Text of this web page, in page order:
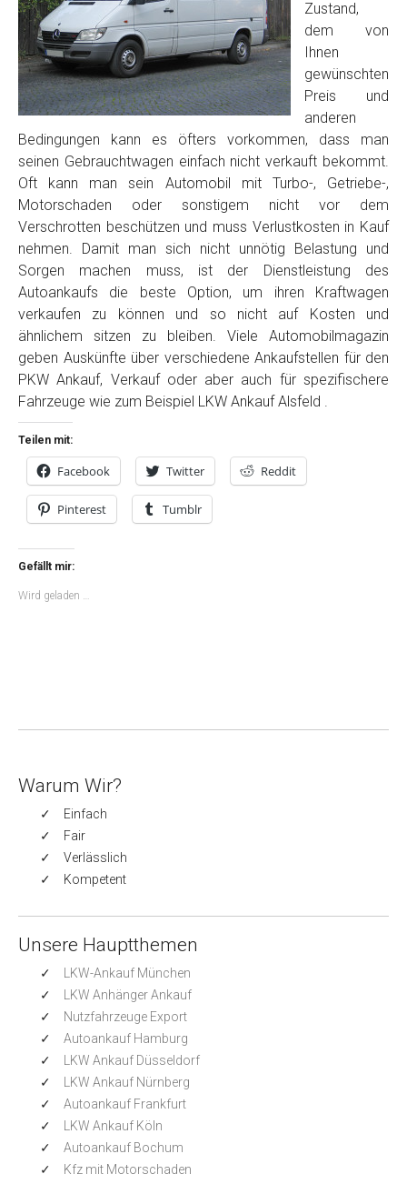
Zustand,
dem von
Ihnen
gewünschten
Preis und
anderen
Bedingungen kann es öfters vorkommen, dass man
seinen Gebrauchtwagen einfach nicht verkauft bekommt.
Oft kann man sein Automobil mit Turbo-, Getriebe-,
Motorschaden oder sonstigem nicht vor dem
Verschrotten beschützen und muss Verlustkosten in Kauf
nehmen. Damit man sich nicht unnötig Belastung und
Sorgen machen muss, ist der Dienstleistung des
Autoankaufs die beste Option, um ihren Kraftwagen
verkaufen zu können und so nicht auf Kosten und
ähnlichem sitzen zu bleiben. Viele Automobilmagazin
geben Auskünfte über verschiedene Ankaufstellen für den
PKW Ankauf, Verkauf oder aber auch für spezifischere
Fahrzeuge wie zum Beispiel LKW Ankauf Alsfeld .
Teilen mit:
Facebook Twitter Reddit
Pinterest Tumblr
Gefällt mir:
Wird geladen …
Warum Wir?
Einfach
Fair
Verlässlich
Kompetent
Unsere Hauptthemen
LKW-Ankauf München
LKW Anhänger Ankauf
Nutzfahrzeuge Export
Autoankauf Hamburg
LKW Ankauf Düsseldorf
LKW Ankauf Nürnberg
Autoankauf Frankfurt
LKW Ankauf Köln
Autoankauf Bochum
Kfz mit Motorschaden